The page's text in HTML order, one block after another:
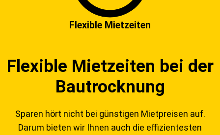
Flexible Mietzeiten
Flexible Mietzeiten bei der
Bautrocknung
Sparen hört nicht bei günstigen Mietpreisen auf.
Darum bieten wir Ihnen auch die effizientesten